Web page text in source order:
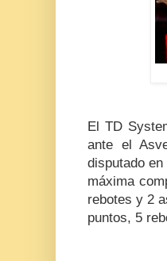
El TD
ante el
disputado
máxima
rebotes y 2
puntos, 5